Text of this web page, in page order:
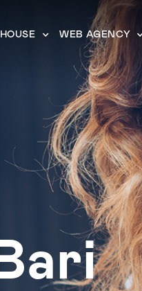
WEB AGENCY